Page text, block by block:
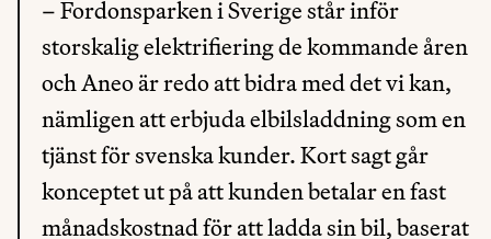
– Fordonsparken i Sverige står inför
storskalig elektrifiering de kommande åren
och Aneo är redo att bidra med det vi kan,
nämligen att erbjuda elbilsladdning som en
tjänst för svenska kunder. Kort sagt går
konceptet ut på att kunden betalar en fast
månadskostnad för att ladda sin bil, baserat